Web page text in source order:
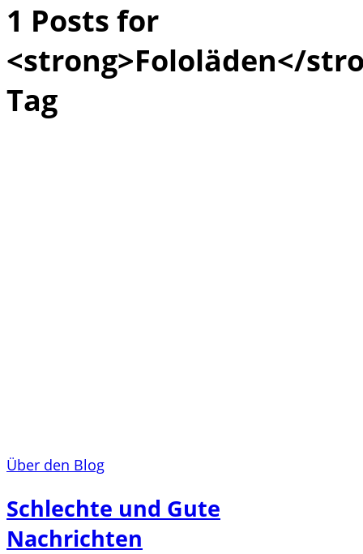
1 Posts for
<strong>Fololäden</
Tag
Über den Blog
Schlechte und Gute
Nachrichten